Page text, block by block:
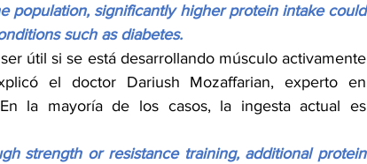
population, significantly higher protein intake could
such as diabetes.
útil si se está desarrollando músculo activamente
el doctor Dariush Mozaffarian, experto en
la mayoría de los casos, la ingesta actual es
strength or resistance training, additional protein